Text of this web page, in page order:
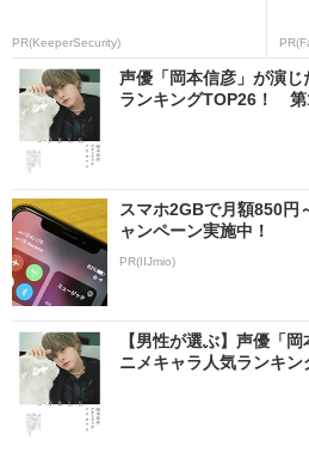
PR(KeeperSecurity)
声優「岡本信彦」が演
ランキングTOP26！ 第
スマホ2GBで月額850円
ャンペーン実施中！
PR(IIJmio)
【男性が選ぶ】声優「
ニメキャラ人気ランキン